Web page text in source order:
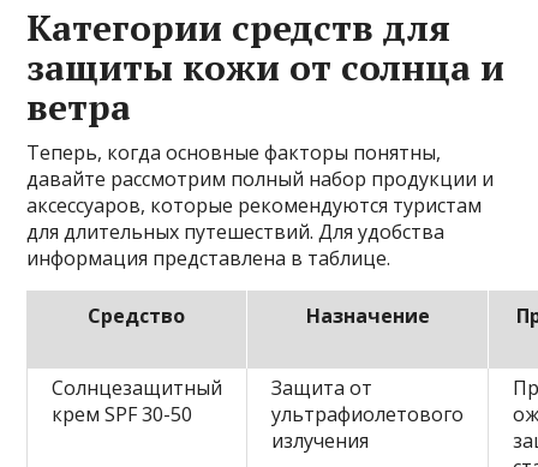
Категории средств для
защиты кожи от солнца и
ветра
Теперь, когда основные факторы понятны,
давайте рассмотрим полный набор продукции и
аксессуаров, которые рекомендуются туристам
для длительных путешествий. Для удобства
информация представлена в таблице.
Средство Назначение
Солнцезащитный
крем SPF 30-50
Защита от
ультрафиолетового
излучения